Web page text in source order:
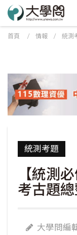
首頁 / 情報 / 統測
統測考題
【統測
考古題
大學問編